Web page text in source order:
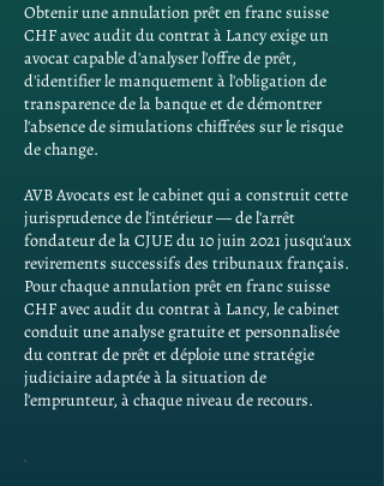
Obtenir une annulation prêt en franc suisse
CHF avec audit du contrat à Lancy exige un
avocat capable d'analyser l'offre de prêt,
d'identifier le manquement à l'obligation de
transparence de la banque et de démontrer
l'absence de simulations chiffrées sur le risque
de change.
AVB Avocats est le cabinet qui a construit cette
jurisprudence de l'intérieur — de l'arrêt
fondateur de la CJUE du 10 juin 2021 jusqu'aux
revirements successifs des tribunaux français.
Pour chaque annulation prêt en franc suisse
CHF avec audit du contrat à Lancy, le cabinet
conduit une analyse gratuite et personnalisée
du contrat de prêt et déploie une stratégie
judiciaire adaptée à la situation de
l'emprunteur, à chaque niveau de recours.